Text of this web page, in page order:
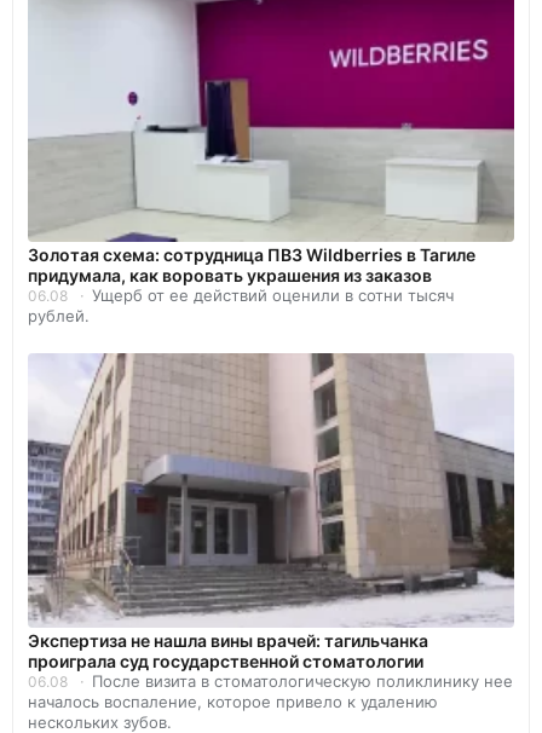
Золотая схема: сотрудница ПВЗ Wildberries в Тагиле
придумала, как воровать украшения из заказов
06.08
Ущерб от ее действий оценили в сотни тысяч
рублей.
Экспертиза не нашла вины врачей: тагильчанка
проиграла суд государственной стоматологии
06.08
После визита в стоматологическую поликлинику нее
началось воспаление, которое привело к удалению
нескольких зубов.